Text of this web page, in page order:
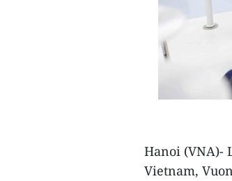
Hanoi (VNA)-
Vietnam,